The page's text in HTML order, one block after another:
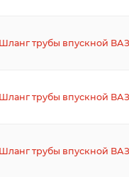
Шланг трубы впускной ВАЗ
Шланг трубы впускной ВАЗ
Шланг трубы впускной ВАЗ